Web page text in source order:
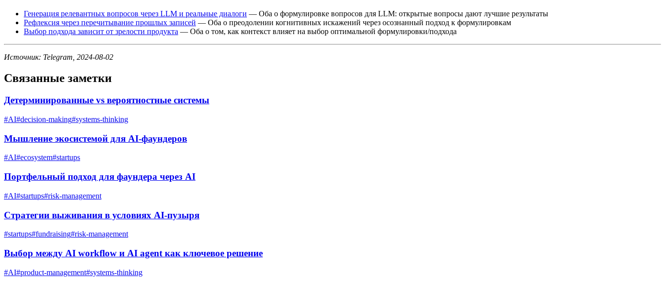
Генерация релевантных вопросов через LLM и реальные диалоги — Оба о формулировке вопросов для LLM: открытые вопросы дают лучшие результаты
Рефлексия через перечитывание прошлых записей — Оба о преодолении когнитивных искажений через осознанный подход к формулировкам
Выбор подхода зависит от зрелости продукта — Оба о том, как контекст влияет на выбор оптимальной формулировки/подхода
Источник: Telegram, 2024-08-02
Связанные заметки
Детерминированные vs вероятностные системы
#AI#decision-making#systems-thinking
Мышление экосистемой для AI-фаундеров
#AI#ecosystem#startups
Портфельный подход для фаундера через AI
#AI#startups#risk-management
Стратегии выживания в условиях AI-пузыря
#startups#fundraising#risk-management
Выбор между AI workflow и AI agent как ключевое решение
#AI#product-management#systems-thinking